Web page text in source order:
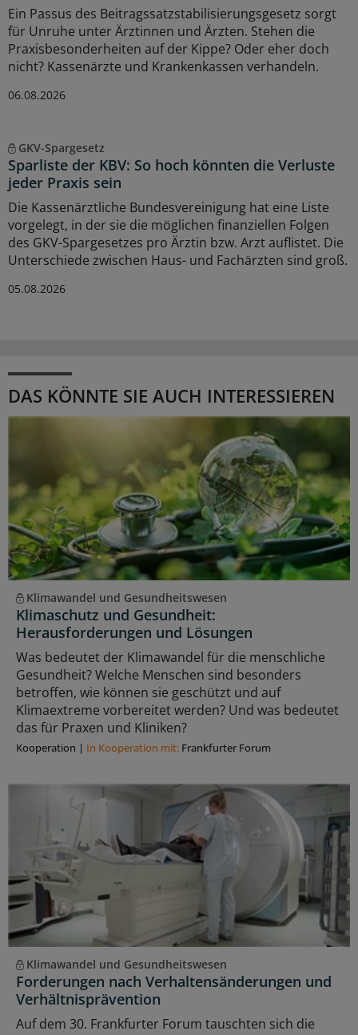
Ein Passus des Beitragssatzstabilisierungsgesetz sorgt
für Unruhe unter Ärztinnen und Ärzten. Stehen die
Praxisbesonderheiten auf der Kippe? Oder eher doch
nicht? Kassenärzte und Krankenkassen verhandeln.
06.08.2026
GKV-Spargesetz
Sparliste der KBV: So hoch könnten die Verluste
jeder Praxis sein
Die Kassenärztliche Bundesvereinigung hat eine Liste
vorgelegt, in der sie die möglichen finanziellen Folgen
des GKV-Spargesetzes pro Ärztin bzw. Arzt auflistet. Die
Unterschiede zwischen Haus- und Fachärzten sind groß.
05.08.2026
DAS KÖNNTE SIE AUCH INTERESSIEREN
Klimawandel und Gesundheitswesen
Klimaschutz und Gesundheit:
Herausforderungen und Lösungen
Was bedeutet der Klimawandel für die menschliche
Gesundheit? Welche Menschen sind besonders
betroffen, wie können sie geschützt und auf
Klimaextreme vorbereitet werden? Und was bedeutet
das für Praxen und Kliniken?
Kooperation | In Kooperation mit: Frankfurter Forum
Klimawandel und Gesundheitswesen
Forderungen nach Verhaltensänderungen und
Verhältnisprävention
Auf dem 30. Frankfurter Forum tauschten sich die